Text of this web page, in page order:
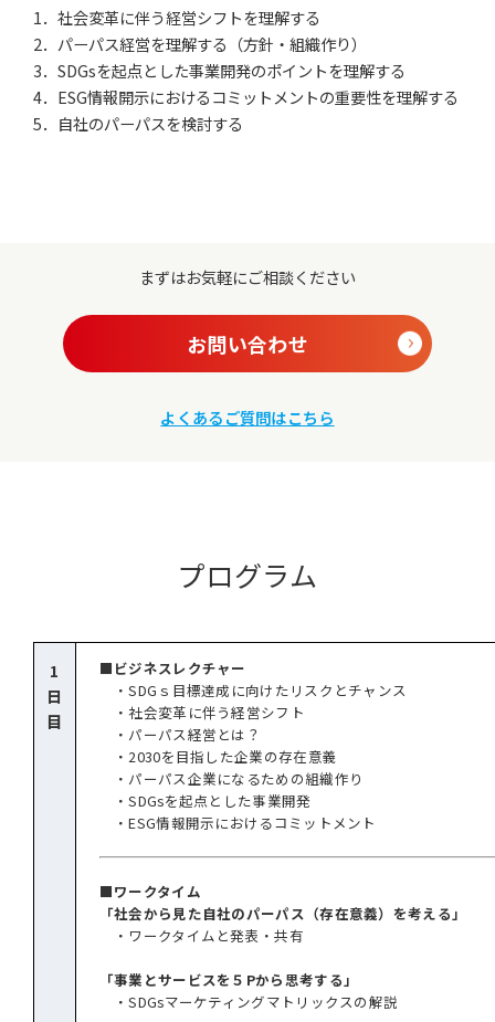
1．社会変革に伴う経営シフトを理解する
2．パーパス経営を理解する（方針・組織作り）
3．SDGsを起点とした事業開発のポイントを理解する
4．ESG情報開示におけるコミットメントの重要性を理解する
5．自社のパーパスを検討する
まずはお気軽にご相談ください
お問い合わせ
よくあるご質問はこちら
プログラム
1
日
目
■ビジネスレクチャー
・SDGｓ目標達成に向けたリスクとチャンス
・社会変革に伴う経営シフト
・パーパス経営とは？
・2030を目指した企業の存在意義
・パーパス企業になるための組織作り
・SDGsを起点とした事業開発
・ESG情報開示におけるコミットメント
■ワークタイム
「社会から見た自社のパーパス（存在意義）を考える」
・ワークタイムと発表・共有
「事業とサービスを５Pから思考する」
・SDGsマーケティングマトリックスの解説